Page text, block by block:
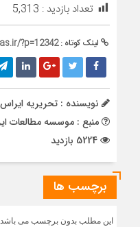
تعداد بازدید : 5,313
لینک کوتاه :?p=12342
نویسنده : تحریریه ایراس
منبع : موسسه مطالعات
برچسب ها
این مطلب بدون برچسب می